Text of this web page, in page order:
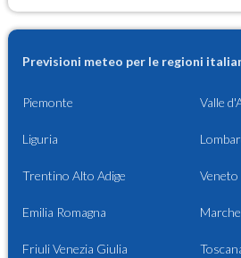
Previsioni meteo per le regioni
Piemonte Valle
Liguria
Trentino Alto Adige Veneto
Emilia Romagna Marche
Friuli Venezia Giulia